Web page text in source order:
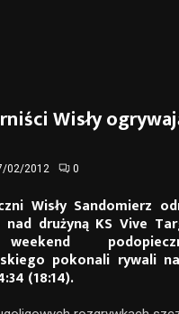
Wisły
02/2012 0
Wisły Sandomierz
nad drużyną KS Vive
pokonali rywali
(18:14).